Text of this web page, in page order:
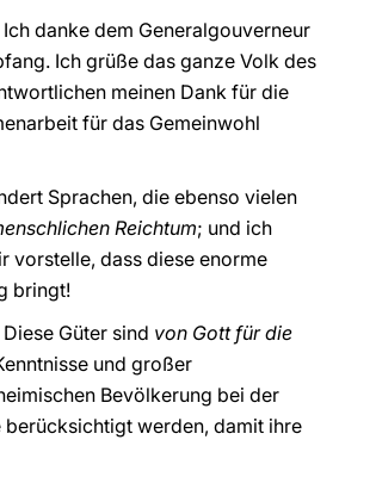
danke dem Generalgouverneur
Ich grüße das ganze Volk des
meinen Dank für die
für das Gemeinwohl
Sprachen, die ebenso vielen
Reichtum; und ich
vorstelle, dass diese enorme
bringt!
Güter sind von Gott für die
und großer
Bevölkerung bei der
berücksichtigt werden, damit ihre